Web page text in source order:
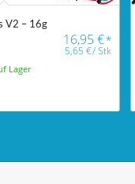
V2 – 16g
16,95€*
5,65€/Stk
Lager